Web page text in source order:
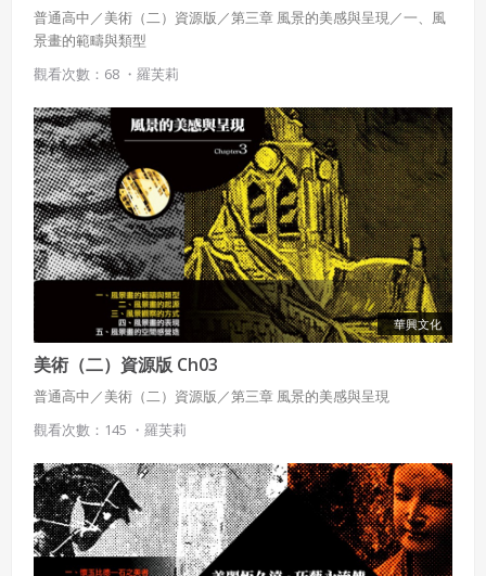
普通高中／美術（二）資源版／第三章 風景的美感與呈現／一、風
景畫的範疇與類型
觀看次數：68 ・ 羅芙莉
華興文化
美術（二）資源版 Ch03
普通高中／美術（二）資源版／第三章 風景的美感與呈現
觀看次數：145 ・ 羅芙莉
六、終止
會員違反本合約或本系統任一規定者，吉寶系統公司得終止
本合約。
本合約終止後，會員不得對吉寶系統公司主張任何費用、補
償或賠償。
七、合意管轄
雙方合意專以臺灣臺北地方法院為第一審管轄法
院。